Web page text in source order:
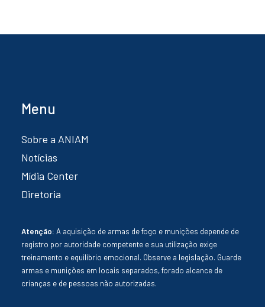
Menu
Sobre a ANIAM
Notícias
Mídia Center
Diretoria
Atenção: A aquisição de armas de fogo e munições depende de
registro por autoridade competente e sua utilização exige
treinamento e equilíbrio emocional. Observe a legislação. Guarde
armas e munições em locais separados, forado alcance de
crianças e de pessoas não autorizadas.